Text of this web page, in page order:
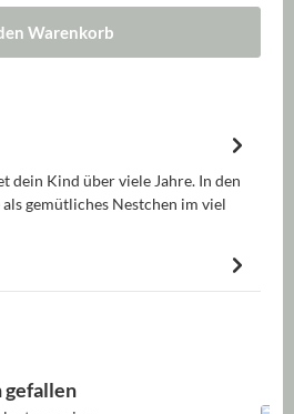
Warenkorb
dein Kind über viele Jahre. In den
gemütliches Nestchen im viel
gefallen